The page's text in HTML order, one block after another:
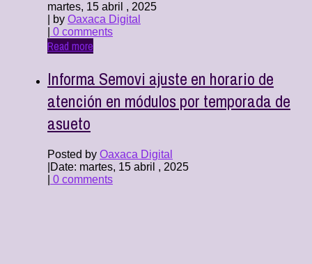
martes, 15 abril , 2025
| by Oaxaca Digital
0 comments
Read more
Informa Semovi ajuste en horario de
atención en módulos por temporada de
asueto
Posted by Oaxaca Digital
Date: martes, 15 abril , 2025
0 comments